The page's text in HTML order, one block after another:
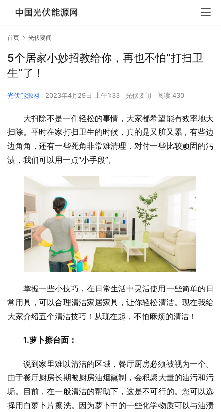
首页 光伏要闻
5个居家小妙招教给你，再也不怕“打扫卫
生”了！
光伏能源网 2023年4月29日 上午1:33 光伏要闻 阅读 430
大扫除不是一件轻松的事情，大家都希望能有效率地大
扫除。平时在家打扫卫生的时候，真的是又脏又累，有些边
边角角，还有一些死角非常难清理，对付一些比较顽固的污
渍，我们可以用一点“小手段”。
掌握一些小技巧，在日常生活中灵活使用一些简单的日
常用具，可以合理清洁家居家具，让你轻松清洁。现在我给
大家介绍五个清洁技巧！从现在起，不怕麻烦的清洁！
1.萝卜擦台面：
说到家里难以清洁的区域，餐厅厨房必须被视为一个。
由于餐厅厨房长期被厨房油烟熏制，会积聚大量的油污和污
垢。目前，在一般清洁的帮助下，这是不可行的。您可以选
择用白萝卜片擦洗。因为萝卜中的一些化学物质可以与油渍